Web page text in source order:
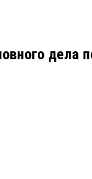
дела